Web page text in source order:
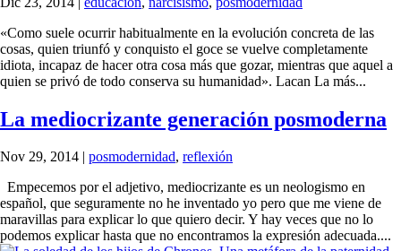
«Como suele ocurrir habitualmente en la evolución concreta de las
cosas, quien triunfó y conquisto el goce se vuelve completamente
idiota, incapaz de hacer otra cosa más que gozar, mientras que aquel a
quien se privó de todo conserva su humanidad». Lacan La más...
La mediocrizante generación posmoderna
Nov 29, 2014 | posmodernidad, reflexión
Empecemos por el adjetivo, mediocrizante es un neologismo en
español, que seguramente no he inventado yo pero que me viene de
maravillas para explicar lo que quiero decir. Y hay veces que no lo
podemos explicar hasta que no encontramos la expresión adecuada....